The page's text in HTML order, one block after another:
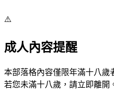
⚠️
成人內容提醒
本部落格內容僅限年滿十八歲
若您未滿十八歲，請立即離開